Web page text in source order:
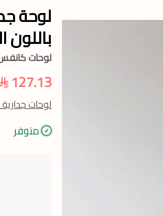
لوحة
باللون
لوحات
127.13
لوحات
متوفر